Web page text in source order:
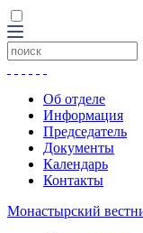
Об отделе
Информация
Председатель
Документы
Календарь
Контакты
Монастырский